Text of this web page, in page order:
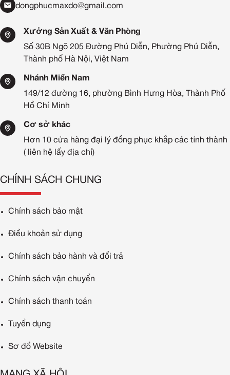
dongphucmaxdo@gmail.com
Xưởng Sản Xuất & Văn Phòng
Số 30B Ngõ 205 Đường Phú Diễn, Phường Phú Diễn,
Thành phố Hà Nội, Việt Nam
Nhánh Miền Nam
149/12 đường 16, phường Bình Hưng Hòa, Thành Phố
Hồ Chí Minh
Cơ sở khác
Hơn 10 cửa hàng đại lý đồng phục khắp các tỉnh thành
( liên hệ lấy địa chỉ)
CHÍNH SÁCH CHUNG
Chính sách bảo mật
Điều khoản sử dụng
Chính sách bảo hành và đổi trả
Chính sách vận chuyển
Chính sách thanh toán
Tuyển dụng
Sơ đồ Website